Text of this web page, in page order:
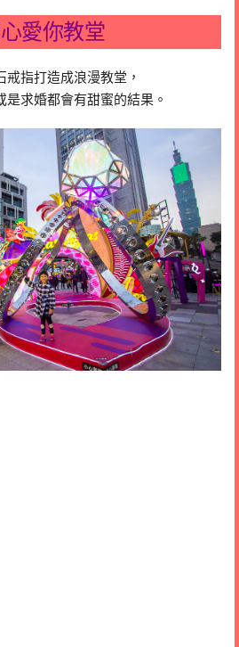
愛你教堂
戒指打造成浪漫教堂，
是求婚都會有甜蜜的結果。